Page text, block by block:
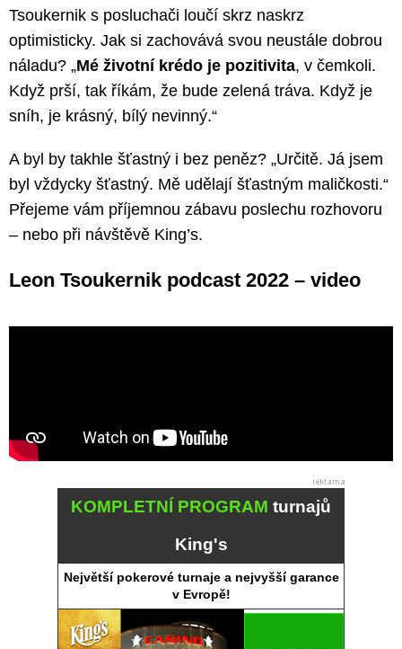
Tsoukernik s posluchači loučí skrz naskrz
optimisticky. Jak si zachovává svou neustále dobrou
náladu? „Mé životní krédo je pozitivita, v čemkoli.
Když prší, tak říkám, že bude zelená tráva. Když je
sníh, je krásný, bílý nevinný.“
A byl by takhle šťastný i bez peněz? „Určitě. Já jsem
byl vždycky šťastný. Mě udělají šťastným maličkosti.“
Přejeme vám příjemnou zábavu poslechu rozhovoru
– nebo při návštěvě King’s.
Leon Tsoukernik podcast 2022 – video
KOMPLETNÍ PROGRAM turnajů
King's
Největší pokerové turnaje a nejvyšší garance
v Evropě!